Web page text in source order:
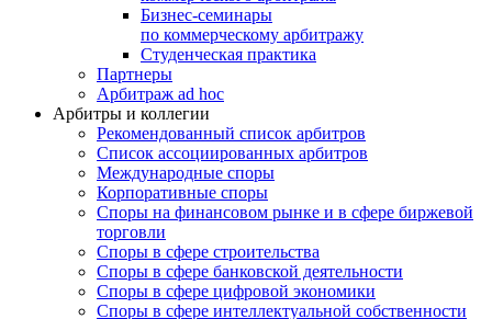
Бизнес-семинары
по коммерческому арбитражу
Студенческая практика
Партнеры
Арбитраж ad hoc
Арбитры и коллегии
Рекомендованный список арбитров
Список ассоциированных арбитров
Международные споры
Корпоративные споры
Споры на финансовом рынке и в сфере биржевой
торговли
Споры в сфере строительства
Споры в сфере банковской деятельности
Споры в сфере цифровой экономики
Споры в сфере интеллектуальной собственности